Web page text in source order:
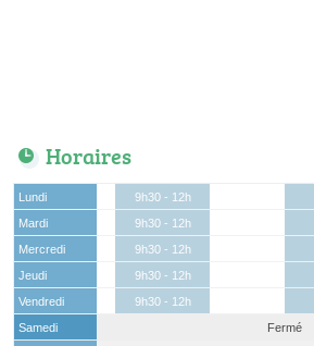
Horaires
Lundi 9h30 - 12h
Mardi
9h30 - 12h
Mercredi
9h30 - 12h
Jeudi
9h30 - 12h
Vendredi
9h30 - 12h
Samedi
Fermé